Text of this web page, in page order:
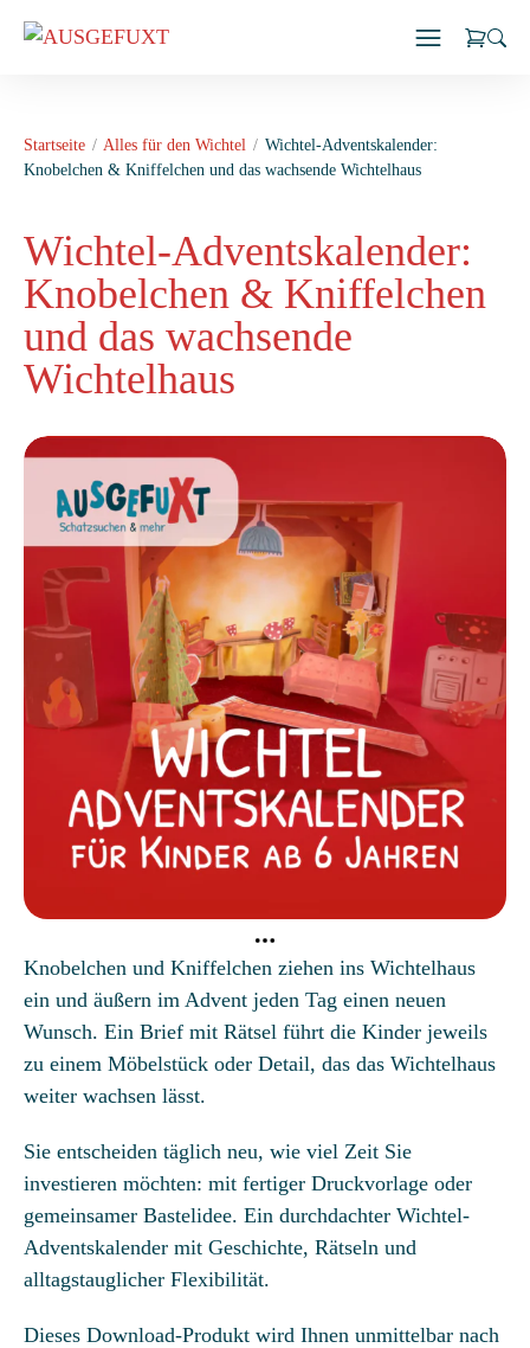
Inhalt
Startseite Alles für den Wichtel
Wichtel-Adventskalender:
Knobelchen & Kniffelchen und das wachsende Wichtelhaus
Wichtel-Adventskalender:
Knobelchen & Kniffelchen
und das wachsende
Wichtelhaus
Knobelchen und Kniffelchen ziehen ins Wichtelhaus
ein und äußern im Advent jeden Tag einen neuen
Wunsch. Ein Brief mit Rätsel führt die Kinder jeweils
zu einem Möbelstück oder Detail, das das Wichtelhaus
weiter wachsen lässt.
Sie entscheiden täglich neu, wie viel Zeit Sie
investieren möchten: mit fertiger Druckvorlage oder
gemeinsamer Bastelidee. Ein durchdachter Wichtel-
Adventskalender mit Geschichte, Rätseln und
alltagstauglicher Flexibilität.
Dieses Download-Produkt wird Ihnen unmittelbar nach